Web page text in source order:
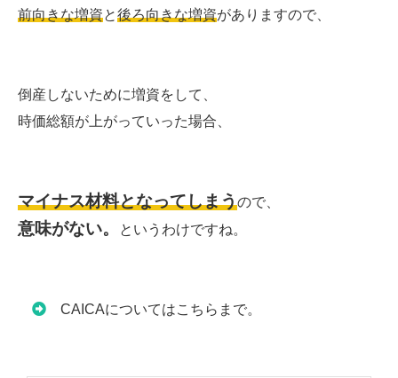
前向きな増資と後ろ向きな増資がありますので、
倒産しないために増資をして、
時価総額が上がっていった場合、
マイナス材料となってしまうので、
意味がない。 というわけですね。
CAICAについてはこちらまで。